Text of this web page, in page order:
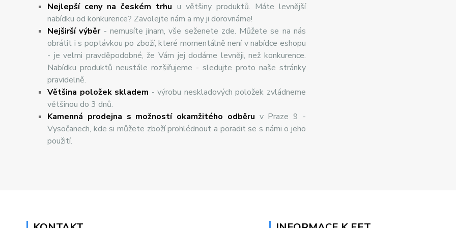
Nejlepší ceny na českém trhu u většiny produktů. Máte levnější
nabídku od konkurence? Zavolejte nám a my ji dorovnáme!
Nejširšívýběr- nemusíte jinam, vše seženete zde. Můžete se na nás
obrátit i s poptávkou po zboží, které momentálně není v nabídce eshopu
- je velmi pravděpodobné, že Vám jej dodáme levněji, než konkurence.
Nabídku produktů neustále rozšiřujeme - sledujte proto naše stránky
pravidelně.
Většina položek skladem - výrobu neskladových položek zvládneme
většinou do 3 dnů.
Kamenná prodejna s možností okamžitého odběru v Praze 9 -
Vysočanech, kde si můžete zboží prohlédnout a poradit se s námi o jeho
použití.